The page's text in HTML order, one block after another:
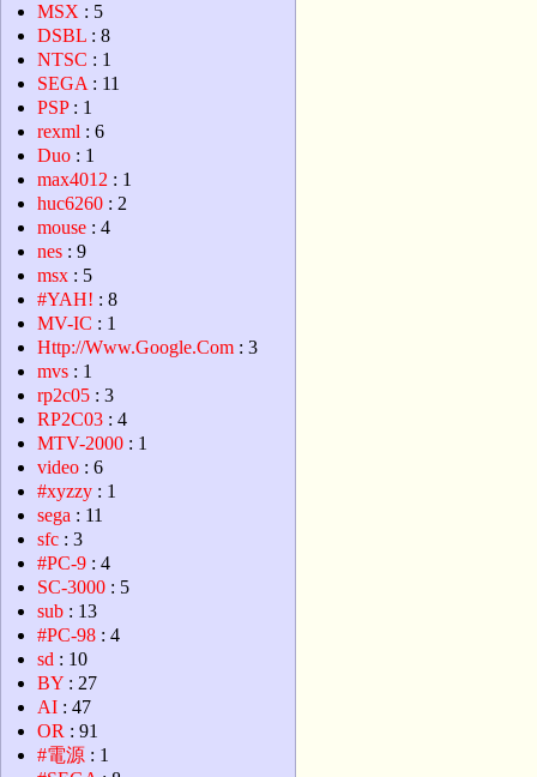
MSX : 5
DSBL : 8
NTSC : 1
SEGA : 11
PSP: 1
rexml : 6
Duo : 1
max4012 : 1
huc6260 : 2
mouse : 4
nes : 9
msx : 5
#YAH! : 8
MV-IC : 1
Http://Www.Google.Com : 3
mvs : 1
rp2c05 : 3
RP2C03 : 4
MTV-2000 : 1
video : 6
#xyzzy : 1
sega : 11
sfc : 3
#PC-9 : 4
SC-3000 : 5
sub : 13
#PC-98 : 4
sd : 10
BY : 27
AI : 47
OR : 91
#電源 : 1